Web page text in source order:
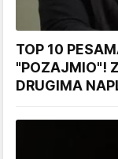
TOP 10
"POZAJMIO"!
DRUGIMA